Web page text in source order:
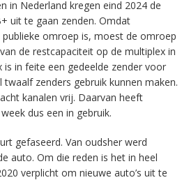
in Nederland kregen eind 2024 de
uit te gaan zenden. Omdat
omroep is, moest de omroep
de restcapaciteit op de multiplex in
is in feite een gedeelde zender voor
zenders gebruik kunnen maken.
kanalen vrij. Daarvan heeft
dus een in gebruik.
gefaseerd. Van oudsher werd
auto. Om die reden is het in heel
verplicht om nieuwe auto’s uit te